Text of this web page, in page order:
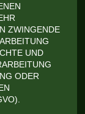
ZWINGENDE
UND
ODER